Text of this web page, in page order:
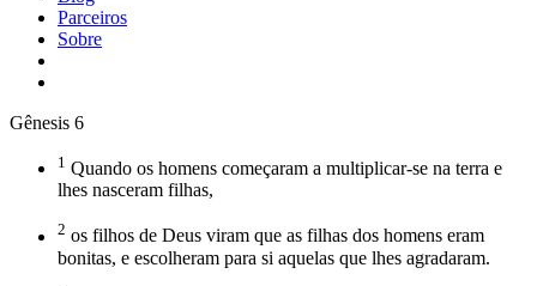
Parceiros
Sobre
Gênesis 6
1 Quando os homens começaram a multiplicar-se na terra e
lhes nasceram filhas,
2 os filhos de Deus viram que as filhas dos homens eram
bonitas, e escolheram para si aquelas que lhes agradaram.